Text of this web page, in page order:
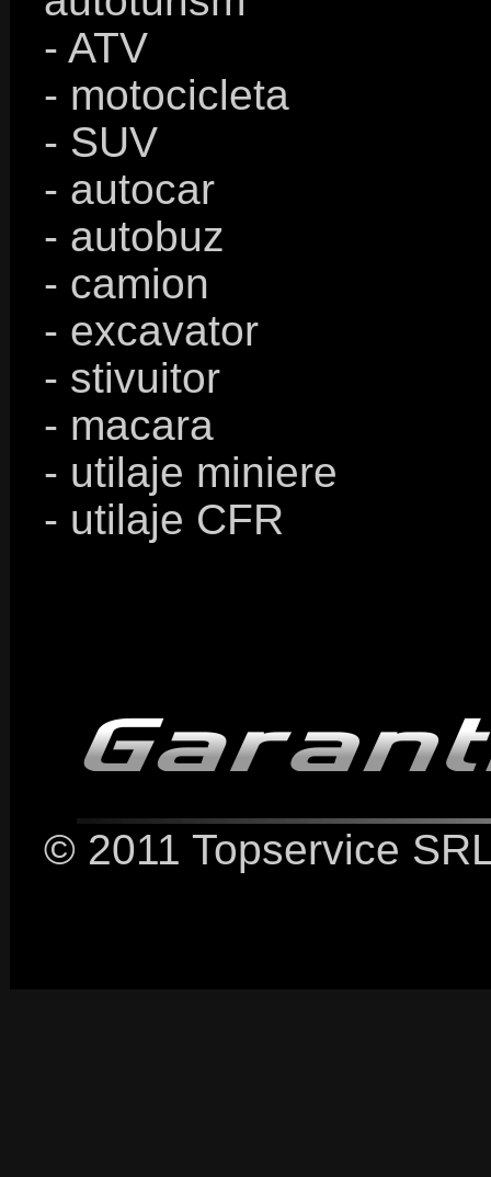
- ATV
- motocicleta
- SUV
- autocar
- autobuz
- camion
- excavator
- stivuitor
- macara
- utilaje miniere
- utilaje CFR
© 2011 Topservice